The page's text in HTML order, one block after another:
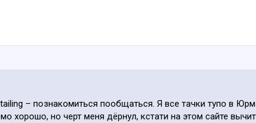
– познакомиться пообщаться. Я все тачки тупо в
хорошо, но черт меня дёрнул, кстати на этом сайте